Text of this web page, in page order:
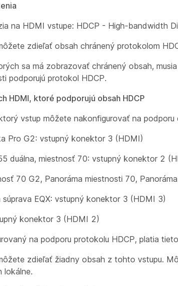
na HDMI vstupe: HDCP - High-bandwidth
zdieľať obsah chránený protokolom
sa má zobrazovať chránený obsah,
podporujú protokol HDCP.
HDMI, ktoré podporujú obsah HDCP
vstup môžete nakonfigurovať na
Pro G2: vstupný konektor 3 (HDMI)
duálna, miestnosť 70: vstupný konektor 2
70 G2, Panoráma miestnosti 70,
súprava EQX: vstupný konektor 3 (HDMI 3)
konektor 3 (HDMI 2)
na podporu protokolu HDCP, platia
zdieľať žiadny obsah z tohto vstupu.
lokálne.